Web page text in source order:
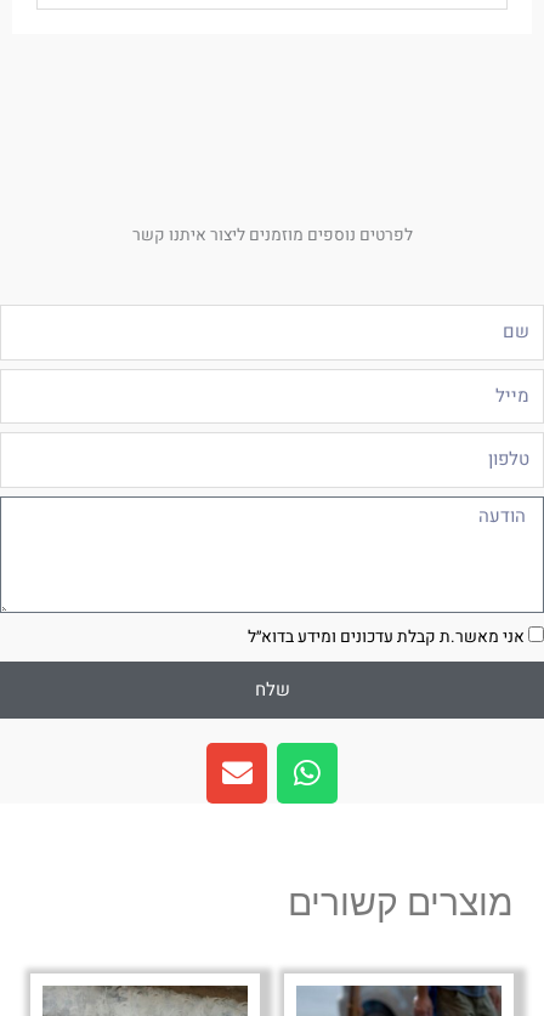
לפרטים נוספים מוזמנים ליצור איתנו קשר
אני מאשר.ת קבלת עדכונים ומידע בדוא״ל
שלח
W
h
a
a
p
E
n
v
e
מוצרים קשורים